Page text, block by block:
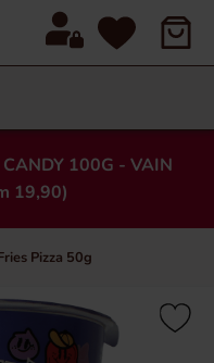
100G - VAIN
19,90)
Pizza 50g
×